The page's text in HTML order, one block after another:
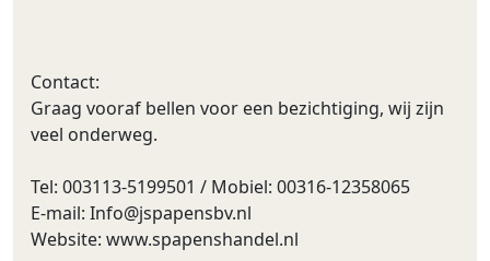
Contact:
Graag vooraf bellen voor een bezichtiging, wij zijn
veel onderweg.
Tel: 003113-5199501 / Mobiel: 00316-12358065
E-mail: Info@jspapensbv.nl
Website: www.spapenshandel.nl